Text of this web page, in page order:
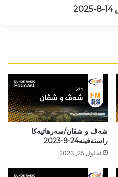
شەڤ و شڤان/سەرھاتیەکا
راستەقینە24-9-2023
ئه‌یلول 25, 2023